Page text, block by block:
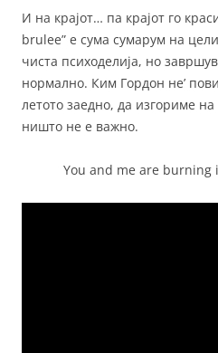
И на крајот… па крајот го
brulee” е сума сумарум на
чиста психоделија, но
нормално. Ким Гордон не’
летото заедно, да изгориме
ништо не е важно.
You and me are